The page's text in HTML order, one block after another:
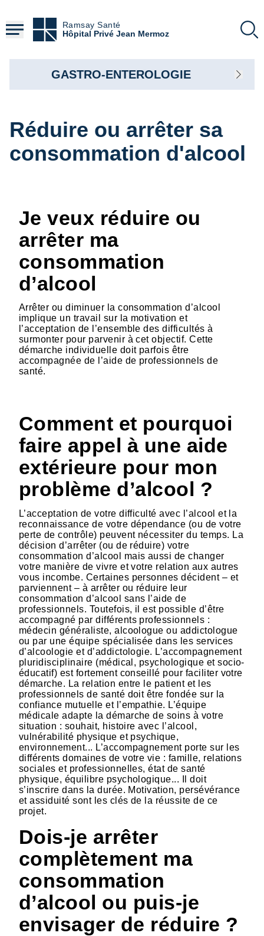
contenu
principal
Ramsay Santé
Hôpital Privé Jean Mermoz
Réduire ou arrêter sa
consommation d'alcool
Je veux réduire ou
arrêter ma
consommation
d’alcool
Arrêter ou diminuer la consommation d’alcool
implique un travail sur la motivation et
l’acceptation de l’ensemble des difficultés à
surmonter pour parvenir à cet objectif. Cette
démarche individuelle doit parfois être
accompagnée de l’aide de professionnels de
santé.
HTML
Comment et pourquoi
faire appel à une aide
extérieure pour mon
problème d’alcool ?
L’acceptation de votre difficulté avec l’alcool et la
reconnaissance de votre dépendance (ou de votre
perte de contrôle) peuvent nécessiter du temps. La
décision d’arrêter (ou de réduire) votre
consommation d’alcool mais aussi de changer
votre manière de vivre et votre relation aux autres
vous incombe. Certaines personnes décident – et
parviennent – à arrêter ou réduire leur
consommation d’alcool sans l’aide de
professionnels. Toutefois, il est possible d’être
accompagné par différents professionnels :
médecin généraliste, alcoologue ou addictologue
ou par une équipe spécialisée dans les services
d’alcoologie et d’addictologie. L’accompagnement
pluridisciplinaire (médical, psychologique et socio-
éducatif) est fortement conseillé pour faciliter votre
démarche. La relation entre le patient et les
professionnels de santé doit être fondée sur la
confiance mutuelle et l’empathie. L’équipe
médicale adapte la démarche de soins à votre
situation : souhait, histoire avec l’alcool,
vulnérabilité physique et psychique,
environnement... L’accompagnement porte sur les
différents domaines de votre vie : famille, relations
sociales et professionnelles, état de santé
physique, équilibre psychologique... Il doit
s’inscrire dans la durée. Motivation, persévérance
et assiduité sont les clés de la réussite de ce
projet.
Dois-je arrêter
complètement ma
consommation
d’alcool ou puis-je
envisager de réduire ?
GASTRO-ENTEROLOGIE